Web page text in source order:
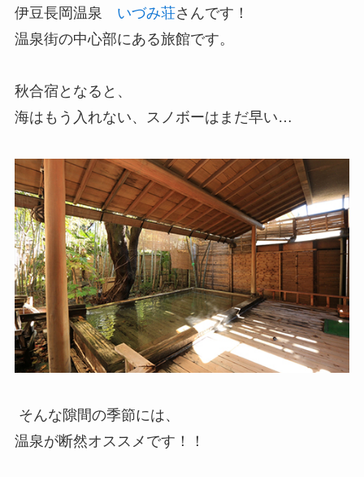
伊豆長岡温泉 いづみ荘さんです！
温泉街の中心部にある旅館です。
秋合宿となると、
海はもう入れない、スノボーはまだ早い…
そんな隙間の季節には、
温泉が断然オススメです！！